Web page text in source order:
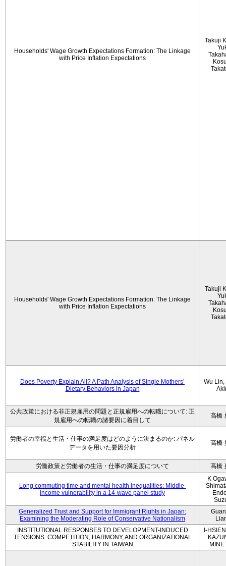
Households' Wage Growth Expectations Formation: The Linkage
with Price Inflation Expectations
Takuji
Households' Wage Growth Expectations Formation: The Linkage
with Price Inflation Expectations
Takuji
Does Poverty Explain All? A Path Analysis of Single Mothers’
Dietary Behaviors in Japan
Wu Lin,
公共政策における非正規雇用の問題と正規雇用への転職について: 正
規雇用への転職の諸要因に着目して
高橋
労働者の幸福と生活・仕事の満足度はどのように決まるのか: パネル
データを用いた要因分析
高橋
労働政策と労働者の生活・仕事の満足度について 高橋
Long commuting time and mental health inequalities: Middle-
income vulnerability in a 14-wave panel study
K
Generalized Trust and Support for Immigrant Rights in Japan:
Examining the Moderating Role of Conservative Nationalism
INSTITUTIONAL RESPONSES TO DEVELOPMENT-INDUCED
TENSIONS: COMPETITION, HARMONY, AND ORGANIZATIONAL
STABILITY IN TAIWAN
I-